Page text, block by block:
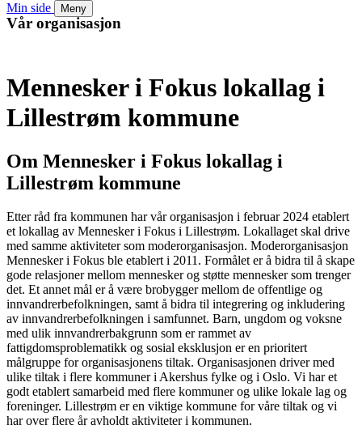
Min side Meny
Vår organisasjon
Mennesker i Fokus lokallag i
Lillestrøm kommune
Om Mennesker i Fokus lokallag i
Lillestrøm kommune
Etter råd fra kommunen har vår organisasjon i februar 2024 etablert
et lokallag av Mennesker i Fokus i Lillestrøm. Lokallaget skal drive
med samme aktiviteter som moderorganisasjon. Moderorganisasjon
Mennesker i Fokus ble etablert i 2011. Formålet er å bidra til å skape
gode relasjoner mellom mennesker og støtte mennesker som trenger
det. Et annet mål er å være brobygger mellom de offentlige og
innvandrerbefolkningen, samt å bidra til integrering og inkludering
av innvandrerbefolkningen i samfunnet. Barn, ungdom og voksne
med ulik innvandrerbakgrunn som er rammet av
fattigdomsproblematikk og sosial eksklusjon er en prioritert
målgruppe for organisasjonens tiltak. Organisasjonen driver med
ulike tiltak i flere kommuner i Akershus fylke og i Oslo. Vi har et
godt etablert samarbeid med flere kommuner og ulike lokale lag og
foreninger. Lillestrøm er en viktige kommune for våre tiltak og vi
har over flere år avholdt aktiviteter i kommunen.